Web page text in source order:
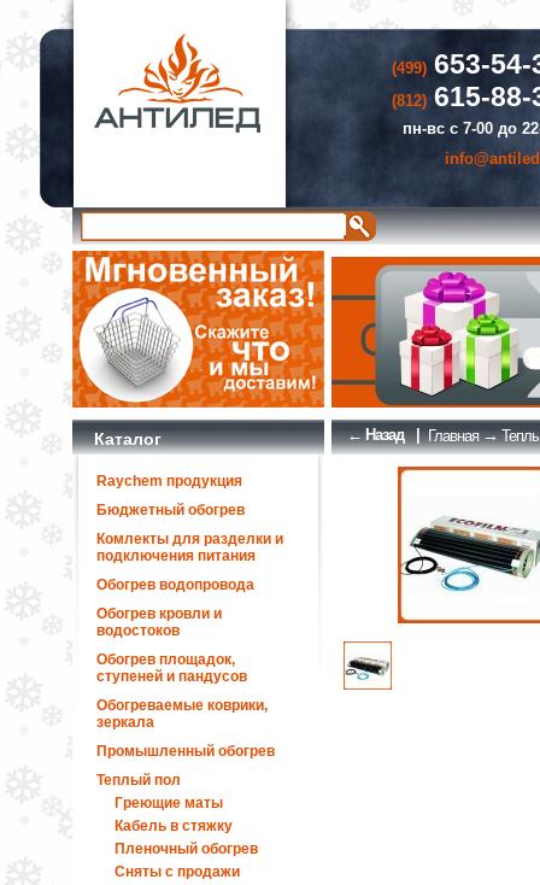
(499)653-54-
(812)615-88-
пн-вс с 7-00 до
Каталог
Raychem продукция
Бюджетный обогрев
Комлекты для разделки и
подключения питания
Обогрев водопровода
Обогрев кровли и
водостоков
Обогрев площадок,
ступеней и пандусов
Обогреваемые коврики,
зеркала
Промышленный обогрев
Теплый пол
Греющие маты
Кабель в стяжку
Пленочный обогрев
Сняты с продажи
← Назад | Главная→